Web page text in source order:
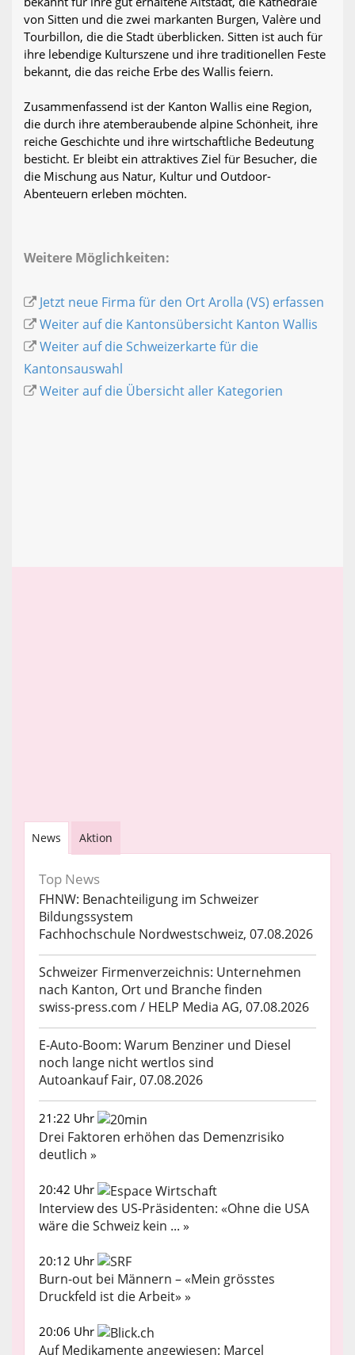
von Sitten und die zwei markanten Burgen, Valère und
Tourbillon, die die Stadt überblicken. Sitten ist auch für
ihre lebendige Kulturszene und ihre traditionellen Feste
bekannt, die das reiche Erbe des Wallis feiern.
Zusammenfassend ist der Kanton Wallis eine Region,
die durch ihre atemberaubende alpine Schönheit, ihre
reiche Geschichte und ihre wirtschaftliche Bedeutung
besticht. Er bleibt ein attraktives Ziel für Besucher, die
die Mischung aus Natur, Kultur und Outdoor-
Abenteuern erleben möchten.
Weitere Möglichkeiten:
Jetzt neue Firma für den Ort Arolla (VS) erfassen
Weiter auf die Kantonsübersicht Kanton Wallis
Weiter auf die Schweizerkarte für die
Kantonsauswahl
Weiter auf die Übersicht aller Kategorien
News Aktion
Top News
FHNW: Benachteiligung im Schweizer
Bildungssystem
Fachhochschule Nordwestschweiz, 07.08.2026
Schweizer Firmenverzeichnis: Unternehmen
nach Kanton, Ort und Branche finden
swiss-press.com / HELP Media AG, 07.08.2026
E-Auto-Boom: Warum Benziner und Diesel
noch lange nicht wertlos sind
Autoankauf Fair, 07.08.2026
21:22 Uhr
Drei Faktoren erhöhen das Demenzrisiko
deutlich »
20:42 Uhr
Interview des US-Präsidenten: «Ohne die USA
wäre die Schweiz kein ... »
20:12 Uhr
Burn-out bei Männern – «Mein grösstes
Druckfeld ist die Arbeit» »
20:06 Uhr
Auf Medikamente angewiesen: Marcel